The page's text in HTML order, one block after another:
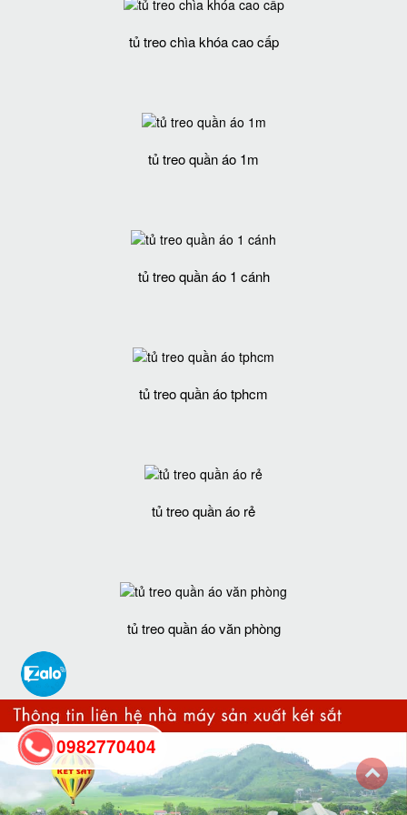
tủ treo chìa khóa cao cấp
tủ treo quần áo 1m
tủ treo quần áo 1 cánh
tủ treo quần áo tphcm
tủ treo quần áo rẻ
tủ treo quần áo văn phòng
0982770404
back